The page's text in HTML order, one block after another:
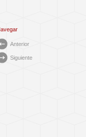
Anterior
Siguiente